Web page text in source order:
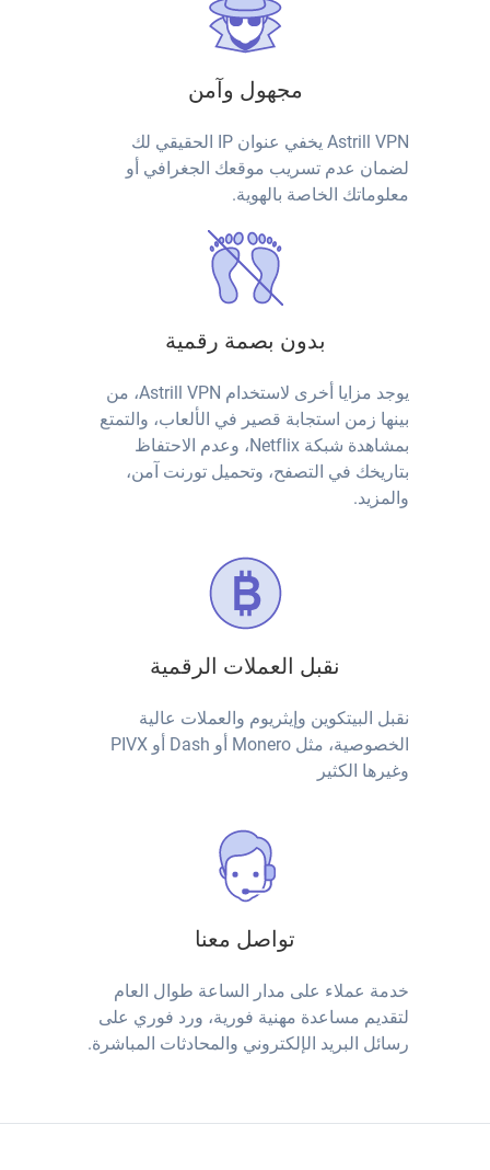
مجهول وآمن
Astrill VPN يخفي عنوان IP الحقيقي لك
لضمان عدم تسريب موقعك الجغرافي أو
معلوماتك الخاصة بالهوية.
بدون بصمة رقمية
يوجد مزايا أخرى لاستخدام Astrill VPN، من
بينها زمن استجابة قصير في الألعاب، والتمتع
بمشاهدة شبكة Netflix، وعدم الاحتفاظ
بتاريخك في التصفح، وتحميل تورنت آمن،
والمزيد.
نقبل العملات الرقمية
نقبل البيتكوين وإيثريوم والعملات عالية
الخصوصية، مثل Monero أو Dash أو PIVX
وغيرها الكثير
تواصل معنا
خدمة عملاء على مدار الساعة طوال العام
لتقديم مساعدة مهنية فورية، ورد فوري على
رسائل البريد الإلكتروني والمحادثات المباشرة.